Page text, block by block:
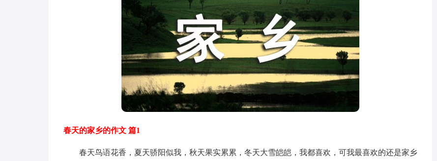
春天的家乡的作文 篇1
春天鸟语花香，夏天骄阳似我，秋天果实累累，冬天大雪皑皑，我都喜欢，可我最喜欢的还是家乡